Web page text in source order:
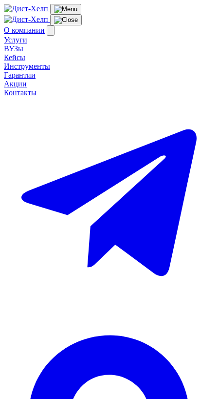
О компании
Услуги
ВУЗы
Кейсы
Инструменты
Гарантии
Акции
Контакты